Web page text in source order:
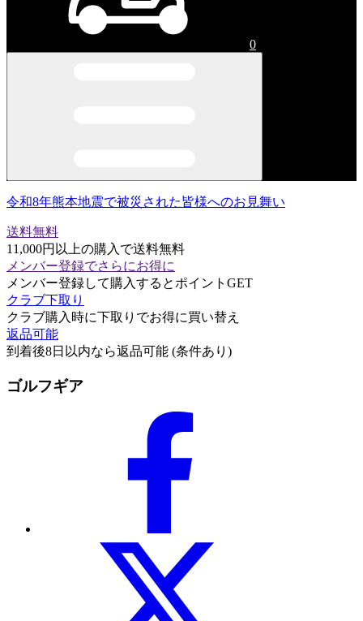
0
令和8年熊本地震で被災された皆様へのお見舞い
送料無料
11,000円以上の購入で送料無料
メンバー登録でさらにお得に
メンバー登録して購入するとポイントGET
クラブ下取り
クラブ購入時に下取りでお得に買い替え
返品可能
到着後8日以内なら返品可能 (条件あり)
ゴルフギア